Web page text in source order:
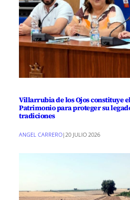
Villarrubia de los Ojos constituye
Patrimonio para proteger su
tradiciones
ANGEL CARRERO|20 JULIO 2026